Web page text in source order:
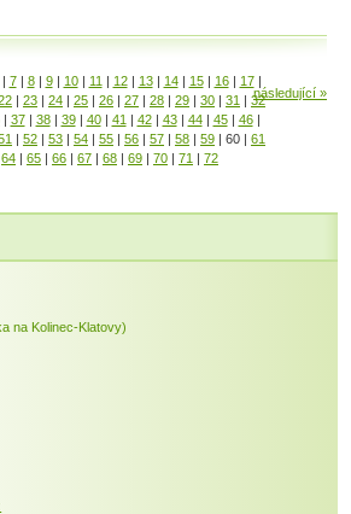
| 7 | 8 | 9 | 10 | 11 | 12 | 13 | 14 | 15 | 16 | 17 |
| 23 | 24 | 25 | 26 | 27 | 28 | 29 | 30 | 31 | 32
| 37 | 38 | 39 | 40 | 41 | 42 | 43 | 44 | 45 | 46 |
| 52 | 53 | 54 | 55 | 56 | 57 | 58 | 59 | 60 | 61
64 | 65 | 66 | 67 | 68 | 69 | 70 | 71 | 72
následující »
na Kolinec-Klatovy)